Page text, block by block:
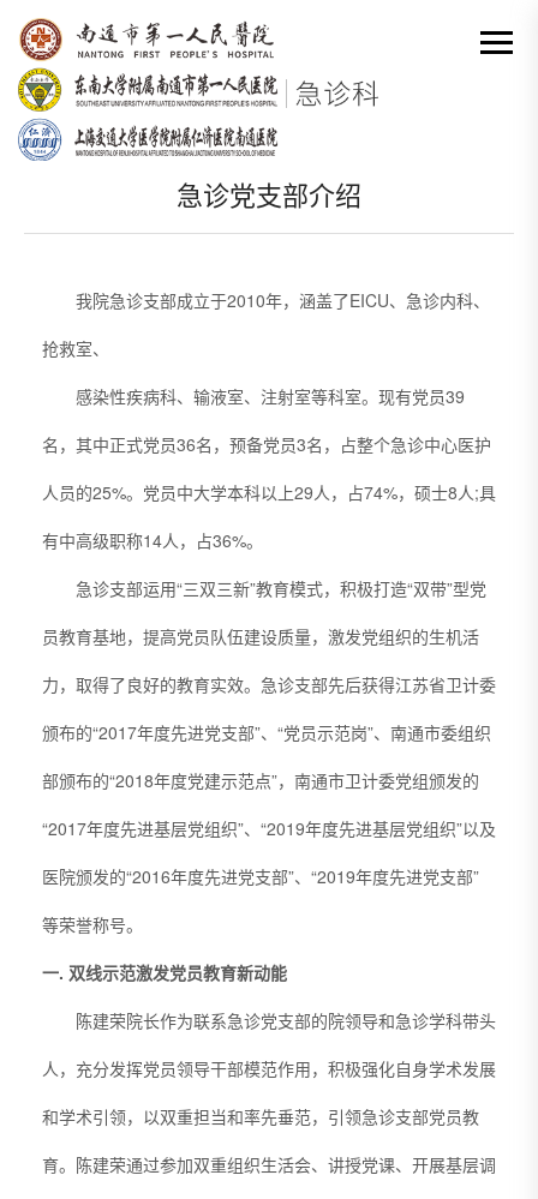
网站首页 - 党建 - 支部介绍 - 急诊党支部介绍
分类出来 
急诊党支部介绍
我院急诊支部成立于2010年，涵盖了EICU、急诊内科、
抢救室、
感染性疾病科、输液室、注射室等科室。现有党员39
名，其中正式党员36名，预备党员3名，占整个急诊中心医护
人员的25%。党员中大学本科以上29人，占74%，硕士8人;具
有中高级职称14人，占36%。
急诊支部运用“三双三新”教育模式，积极打造“双带”型党
员教育基地，提高党员队伍建设质量，激发党组织的生机活
力，取得了良好的教育实效。急诊支部先后获得江苏省卫计委
颁布的“2017年度先进党支部”、“党员示范岗”、南通市委组织
部颁布的“2018年度党建示范点”，南通市卫计委党组颁发的
“2017年度先进基层党组织”、“2019年度先进基层党组织”以及
医院颁发的“2016年度先进党支部”、“2019年度先进党支部”
等荣誉称号。
一. 双线示范激发党员教育新动能
陈建荣院长作为联系急诊党支部的院领导和急诊学科带头
人，充分发挥党员领导干部模范作用，积极强化自身学术发展
和学术引领，以双重担当和率先垂范，引领急诊支部党员教
育。陈建荣通过参加双重组织生活会、讲授党课、开展基层调